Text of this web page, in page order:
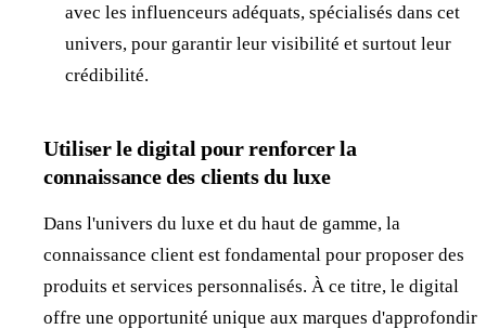
avec les influenceurs adéquats, spécialisés dans cet
univers, pour garantir leur visibilité et surtout leur
crédibilité.
Utiliser le digital pour renforcer la
connaissance des clients du luxe
Dans l'univers du luxe et du haut de gamme, la
connaissance client est fondamental pour proposer des
produits et services personnalisés. À ce titre, le digital
offre une opportunité unique aux marques d'approfondir